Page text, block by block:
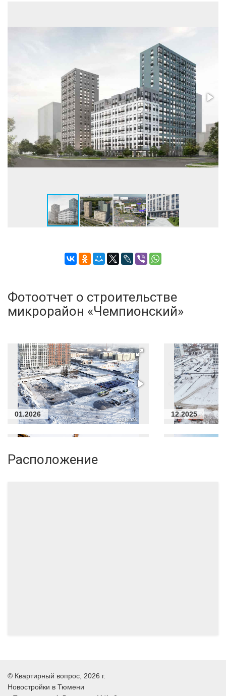
2,7-3,3
Застройщик
Бренд
Телефон консультанта
ООО СЗ Чемпионский
В72
Фотоотчет о строительстве
микрорайон «Чемпионский»
01.2026 12.2025
Расположение
© Квартирный вопрос , 2026 г.
Новостройки в Тюмени